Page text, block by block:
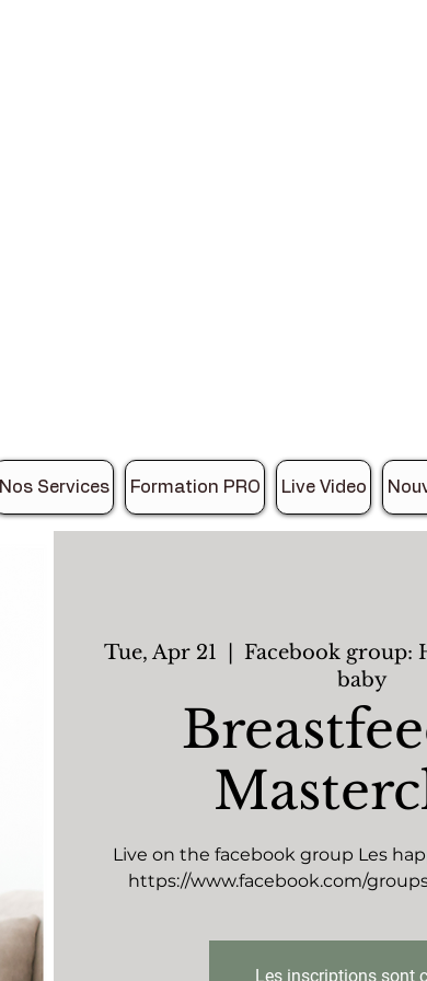
Nos Services Formation PRO Live Video
Tue, Apr 21
Facebook group:
baby
Live on the facebook group Les
https://www.facebook.com/
Les inscriptions sont